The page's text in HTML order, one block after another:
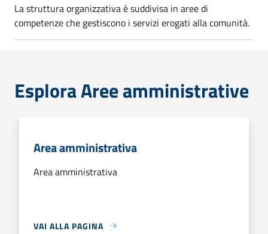
La struttura organizzativa è suddivisa in aree di
competenze che gestiscono i servizi erogati alla comunità.
Esplora Aree amministrative
Area amministrativa
Area amministrativa
VAI ALLA PAGINA